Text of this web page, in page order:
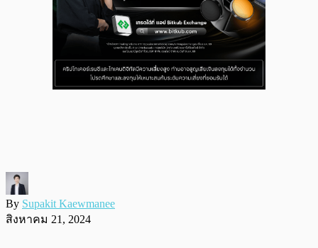
By Supakit Kaewmanee
สิงหาคม 21, 2024